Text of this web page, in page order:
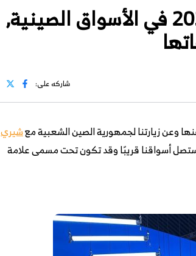
رسميًا شيري تيجو 9 الفاخرة العائلية الجديدة 2024 في الأسواق الصينية,
شاركه على:
وعن زيارتنا لجمهورية الصين الشعبية معشيري
أسواقنا قريبًا وقد تكون تحت مسمى علامة